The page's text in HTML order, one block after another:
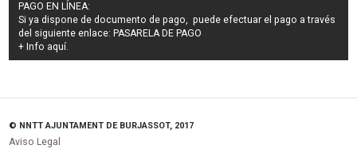
PAGO EN LÍNEA:
Si ya dispone de documento de pago, puede efectuar el pago a través
del siguiente enlace: PASARELA DE PAGO
+ Info aquí.
© NNTT AJUNTAMENT DE BURJASSOT, 2017
Aviso Legal